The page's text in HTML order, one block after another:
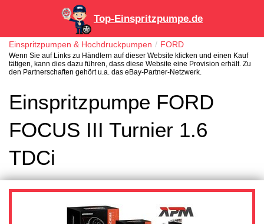
Top-Einspritzpumpe.de
Einspritzpumpen & Hochdruckpumpen FORD
Wenn Sie auf Links zu Händlern auf dieser Website klicken und einen Kauf
tätigen, kann dies dazu führen, dass diese Website eine Provision erhält. Zu
den Partnerschaften gehört u.a. das eBay-Partner-Netzwerk.
Einspritzpumpe FORD
FOCUS III Turnier 1.6
TDCi